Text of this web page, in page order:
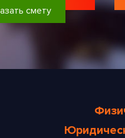
смету